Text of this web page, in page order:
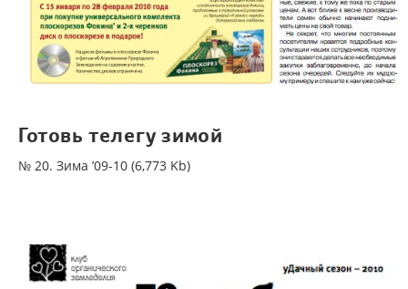
Готовь телегу зимой
№ 20. Зима ’09-10 (6,773 Kb)